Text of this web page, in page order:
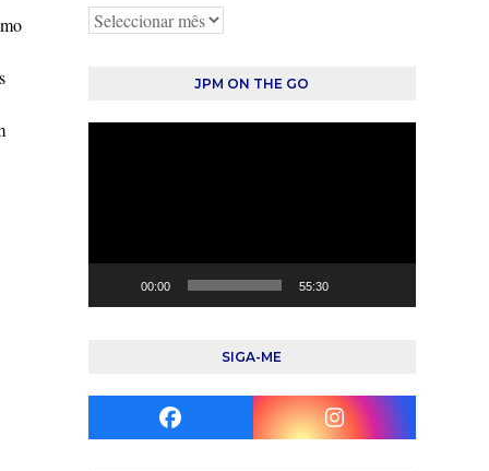
Arquivo
JPM ON THE GO
00:00 55:30
SIGA-ME
Facebook Instagram